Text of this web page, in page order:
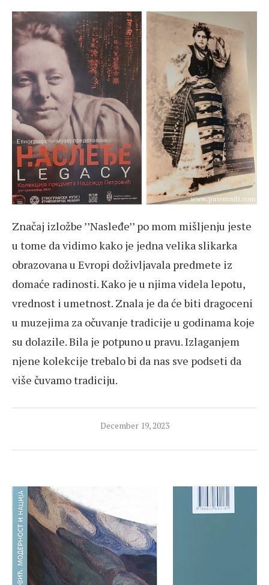
Značaj izložbe ’’Nasleđe’’ po mom mišljenju jeste
u tome da vidimo kako je jedna velika slikarka
obrazovana u Evropi doživljavala predmete iz
domaće radinosti. Kako je u njima videla lepotu,
vrednost i umetnost. Znala je da će biti dragoceni
u muzejima za očuvanje tradicije u godinama koje
su dolazile. Bila je potpuno u pravu. Izlaganjem
njene kolekcije trebalo bi da nas sve podseti da
više čuvamo tradiciju.
December 19, 2023